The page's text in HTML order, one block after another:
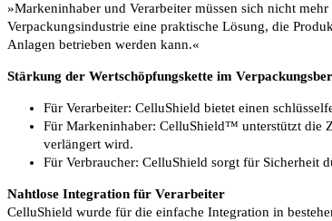
»Markeninhaber und Verarbeiter müssen sich nicht
Verpackungsindustrie eine praktische Lösung, die
Anlagen betrieben werden kann.«
Stärkung der Wertschöpfungskette im
Für Verarbeiter: CelluShield bietet einen
Für Markeninhaber: CelluShield™ unterstützt die
verlängert wird.
Für Verbraucher: CelluShield sorgt für Sicherheit
Nahtlose Integration für Verarbeiter
CelluShield wurde für die einfache Integration in